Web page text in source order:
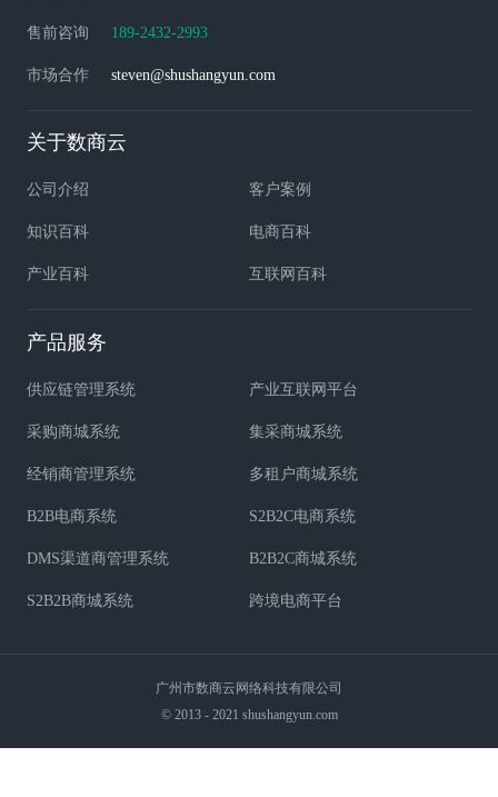
售前咨询 189-2432-2993
市场合作 steven@shushangyun.com
关于数商云
公司介绍 客户案例
知识百科 电商百科
产业百科 互联网百科
产品服务
供应链管理系统 产业互联网平台
采购商城系统 集采商城系统
经销商管理系统 多租户商城系统
B2B电商系统 S2B2C电商系统
DMS渠道商管理系统 B2B2C商城系统
S2B2B商城系统 跨境电商平台
广州市数商云网络科技有限公司
© 2013 - 2021 shushangyun.com